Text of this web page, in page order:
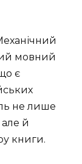
мовний
є
не лише
й
книги.